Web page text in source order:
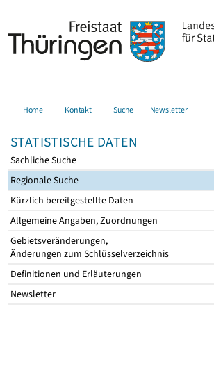
Home Kontakt Suche Newsletter
STATISTISCHE DATEN
Sachliche Suche
Regionale Suche
Kürzlich bereitgestellte Daten
Allgemeine Angaben, Zuordnungen
Gebietsveränderungen,
Änderungen zum Schlüsselverzeichnis
Definitionen und Erläuterungen
Newsletter